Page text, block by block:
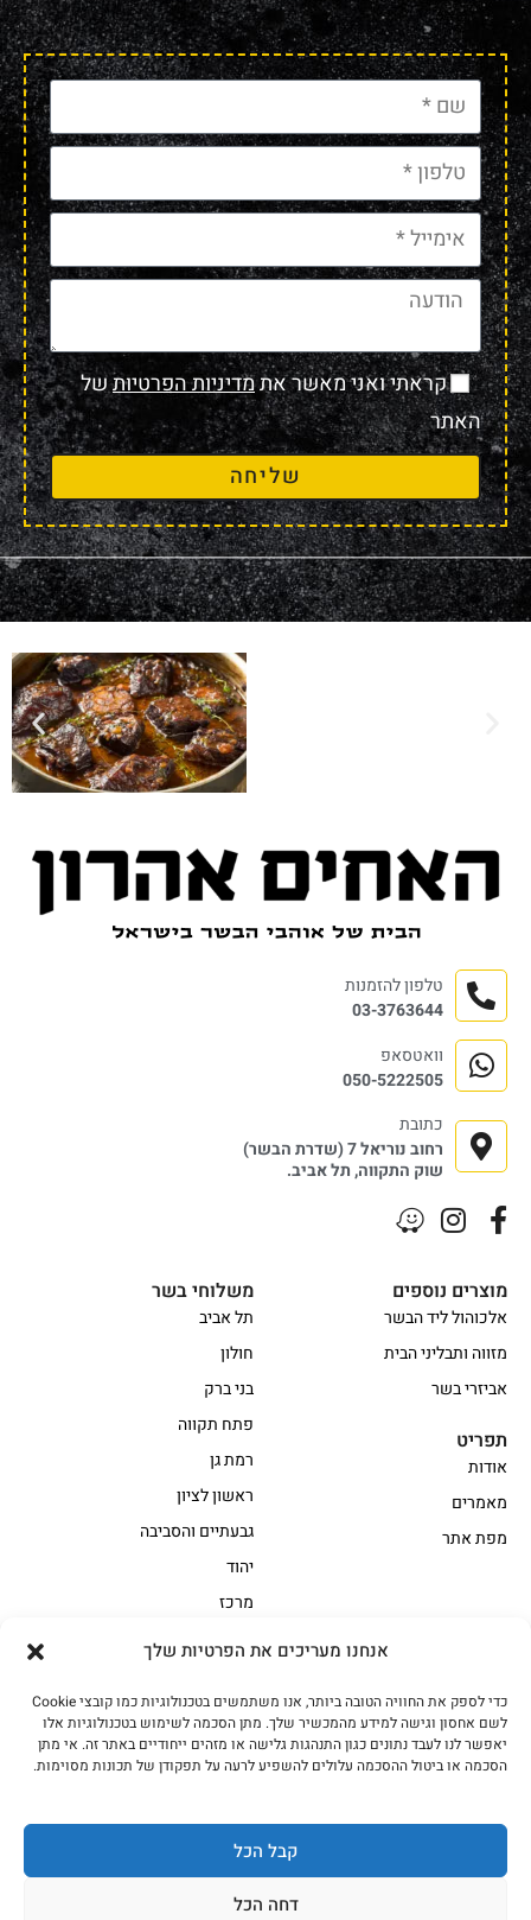
אנחנו מעריכים את הפרטיות שלך
כדי לספק את החוויה הטובה ביותר, אנו משתמשים בטכנולוגיות כמו קובצי Cookie
לשם אחסון וגישה למידע מהמכשיר שלך. מתן הסכמה לשימוש בטכנולוגיות אלו
יאפשר לנו לעבד נתונים כגון התנהגות גלישה או מזהים ייחודיים באתר זה. אי מתן
הסכמה או ביטול ההסכמה עלולים להשפיע לרעה על תפקודן של תכונות מסוימות.
קבל הכל
דחה הכל
קראתי ואני מאשר אתמדיניות הפרטיותשל
האתר
שליחה
אווז
בשר בקר משובח
בשר בקר עגלה משובח
בשר למעשנת
הודו
חלקים אחוריים
מיוחדי מסורת1
נתחי פנים
עוף
משלוחי בשר
תל אביב
חולון
בני ברק
פתח תקווה
רמת גן
ראשון לציון
גבעתיים והסביבה
יהוד
מרכז
מוצרים נוספים
אלכוהול ליד הבשר
מזווה ותבליני הבית
אביזרי בשר
תפריט
אודות
מאמרים
מפת אתר
טלפון להזמנות
03-3763644
וואטסאפ
050-5222505
כתובת
רחוב נוריאל 7 (שדרת הבשר)
שוק התקווה, תל אביב.